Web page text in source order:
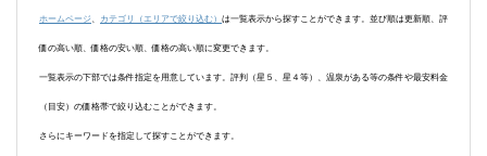
ホームページ 、 カテゴリ（エリアで絞り込む） は一覧表示から探すことができます。並び順は更新順、評
価の高い順、価格の安い順、価格の高い順に変更できます。
一覧表示の下部では条件指定を用意しています。評判（星５、星４等）、温泉がある等の条件や最安料金
（目安）の価格帯で絞り込むことができます。
さらにキーワードを指定して探すことができます。